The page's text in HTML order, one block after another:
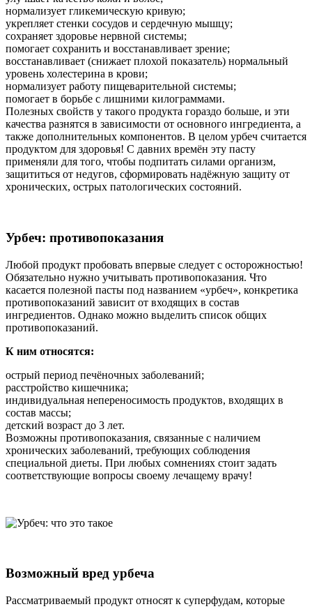
нормализует гликемическую кривую;
укрепляет стенки сосудов и сердечную мышцу;
сохраняет здоровье нервной системы;
помогает сохранить и восстанавливает зрение;
восстанавливает (снижает плохой показатель) нормальный
уровень холестерина в крови;
нормализует работу пищеварительной системы;
помогает в борьбе с лишними килограммами.
Полезных свойств у такого продукта гораздо больше, и эти
качества разнятся в зависимости от основного ингредиента, а
также дополнительных компонентов. В целом урбеч считается
продуктом для здоровья! С давних времён эту пасту
применяли для того, чтобы подпитать силами организм,
защититься от недугов, сформировать надёжную защиту от
хронических, острых патологических состояний.
Урбеч: противопоказания
Любой продукт пробовать впервые следует с осторожностью!
Обязательно нужно учитывать противопоказания. Что
касается полезной пасты под названием «урбеч», конкретика
противопоказаний зависит от входящих в состав
ингредиентов. Однако можно выделить список общих
противопоказаний.
К ним относятся:
острый период печёночных заболеваний;
расстройство кишечника;
индивидуальная непереносимость продуктов, входящих в
состав массы;
детский возраст до 3 лет.
Возможны противопоказания, связанные с наличием
хронических заболеваний, требующих соблюдения
специальной диеты. При любых сомнениях стоит задать
соответствующие вопросы своему лечащему врачу!
Возможный вред урбеча
Рассматриваемый продукт относят к суперфудам, которые